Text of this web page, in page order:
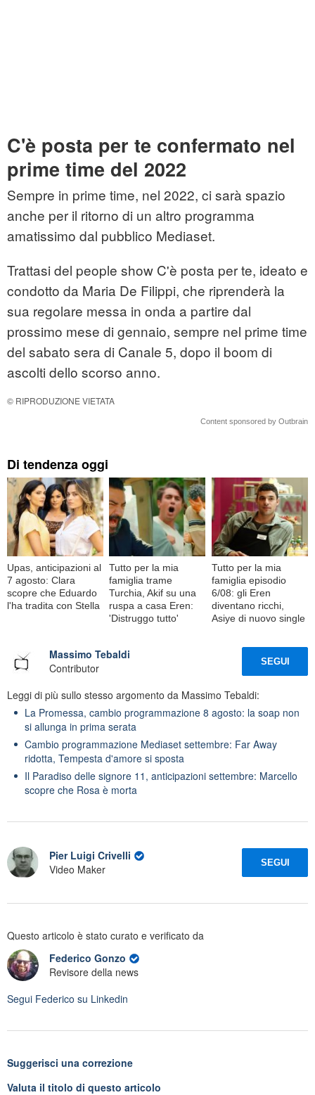
C'è posta per te confermato nel
prime time del 2022
Sempre in prime time, nel 2022, ci sarà spazio
anche per il ritorno di un altro programma
amatissimo dal pubblico Mediaset.
Trattasi del people show C'è posta per te, ideato e
condotto da Maria De Filippi, che riprenderà la
sua regolare messa in onda a partire dal
prossimo mese di gennaio, sempre nel prime time
del sabato sera di Canale 5, dopo il boom di
ascolti dello scorso anno.
© RIPRODUZIONE VIETATA
Content sponsored by Outbrain
Di tendenza oggi
Upas, anticipazioni al
7 agosto: Clara
scopre che Eduardo
l'ha tradita con Stella
Tutto per la mia
famiglia trame
Turchia, Akif su una
ruspa a casa Eren:
'Distruggo tutto'
Tutto per la mia
famiglia episodio
6/08: gli Eren
diventano ricchi,
Asiye di nuovo single
Massimo Tebaldi
Contributor
SEGUI
Leggi di più sullo stesso argomento da Massimo Tebaldi:
La Promessa, cambio programmazione 8 agosto: la soap non
si allunga in prima serata
Cambio programmazione Mediaset settembre: Far Away
ridotta, Tempesta d'amore si sposta
Il Paradiso delle signore 11, anticipazioni settembre: Marcello
scopre che Rosa è morta
Pier Luigi Crivelli
Video Maker
SEGUI
Questo articolo è stato curato e verificato da
Federico Gonzo
Revisore della news
Segui Federico su Linkedin
Suggerisci una correzione
Valuta il titolo di questo articolo